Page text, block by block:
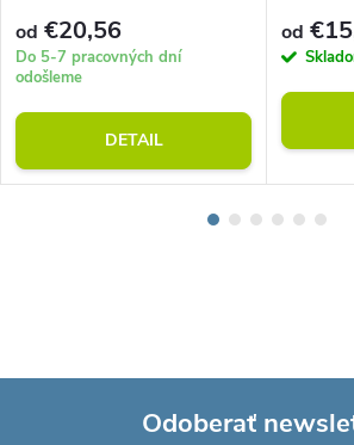
od €20,56
Do 5-7 pracovných dní
odošleme
DETAIL
od
Odoberať